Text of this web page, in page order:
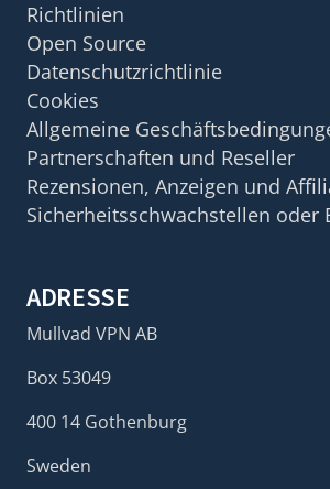
Richtlinien
Open Source
Datenschutzrichtlinie
Cookies
Allgemeine
Partnerschaften und Reseller
Rezensionen, Anzeigen und
Sicherheitsschwachstellen oder
ADRESSE
Mullvad VPN AB
Box 53049
400 14 Gothenburg
Sweden